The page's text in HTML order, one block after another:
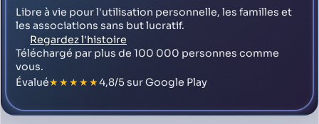
Libre à vie pour l'utilisation personnelle, les familles et
les associations sans but lucratif.
Regardez l'histoire
Téléchargé par plus de 100 000 personnes comme
vous.
Évalué★★★★★4,8/5 sur Google Play